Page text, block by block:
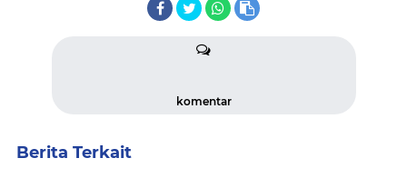
komentar
Berita Terkait